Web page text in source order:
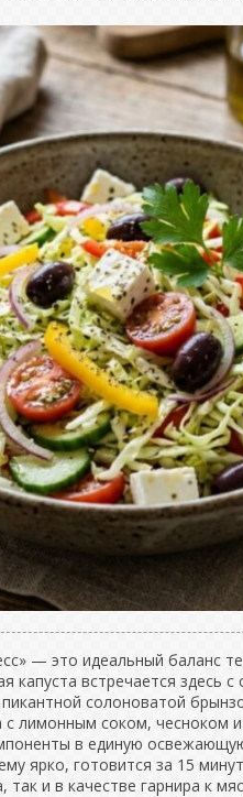
— это идеальный баланс
капуста встречается здесь
солоноватой
с лимонным соком, чесноком
в единую
ярко, готовится за 15
так и в качестве гарнира к